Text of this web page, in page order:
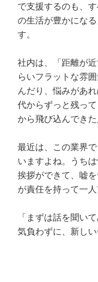
で支援するのも、
の生活が豊かにな
す。
社内は、「距離が
らいフラットな雰
んだり、悩みがあ
代からずっと残っ
から飛び込んできた
最近は、この業界
いますよね。うち
挨拶ができて、嘘
が責任を持って一人
「まずは話を聞い
気負わずに、新し